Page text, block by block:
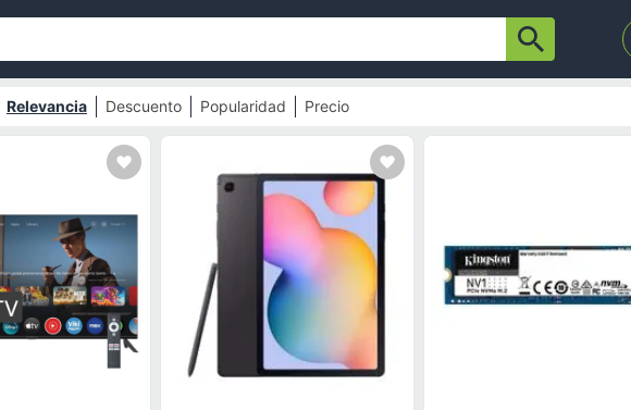
Relevancia Descuento Popularidad Precio